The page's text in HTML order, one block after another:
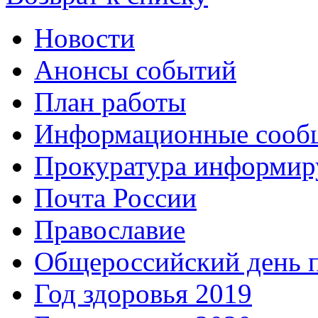
Новости
Анонсы событий
План работы
Информационные
Прокуратура
Почта России
Православие
Общероссийский день
Год здоровья 2019